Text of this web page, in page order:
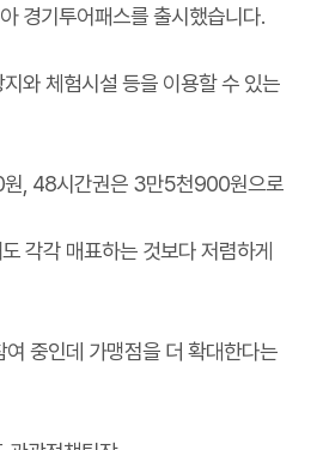
경기투어패스를 출시했습니다.
와 체험시설 등을 이용할 수 있는
, 48시간권은 3만5천900원으로
각각 매표하는 것보다 저렴하게
중인데 가맹점을 더 확대한다는